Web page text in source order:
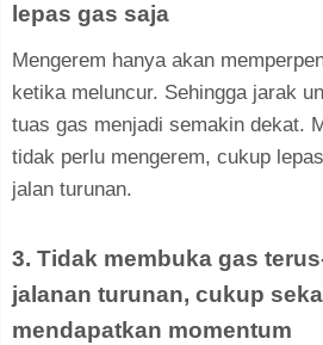
lepas gas saja
Mengerem hanya akan
ketika meluncur. Sehingga jarak
tuas gas menjadi semakin dekat.
tidak perlu mengerem, cukup
jalan turunan.
3. Tidak membuka gas
jalanan turunan, cukup
mendapatkan momentum